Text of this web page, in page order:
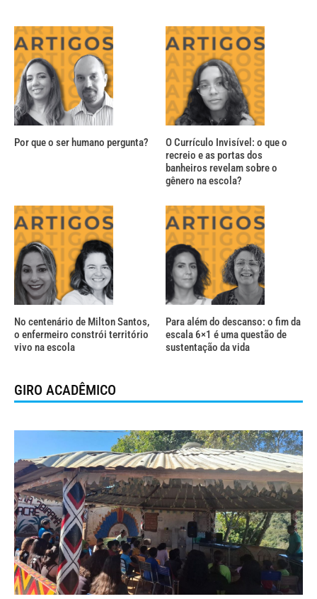
Por que o ser humano pergunta?
O Currículo Invisível: o que o
recreio e as portas dos
banheiros revelam sobre o
gênero na escola?
No centenário de Milton Santos,
o enfermeiro constrói território
vivo na escola
Para além do descanso: o fim da
escala 6×1 é uma questão de
sustentação da vida
GIRO ACADÊMICO